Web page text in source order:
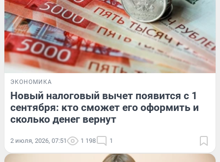
ЭКОНОМИКА
Новый налоговый вычет появится с 1
сентября: кто сможет его оформить и
сколько денег вернут
2 июля, 2026, 07:51 1 198 1